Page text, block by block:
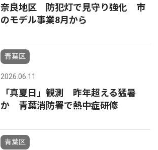
奈良地区 防犯灯で見守り強化 市
のモデル事業8月から
青葉区
2026.06.11
「真夏日」観測 昨年超える猛暑
か 青葉消防署で熱中症研修
青葉区